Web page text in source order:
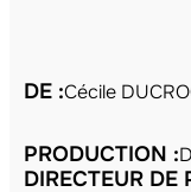
DE :Cécile
PRODUCTION :
DIRECTEUR DE